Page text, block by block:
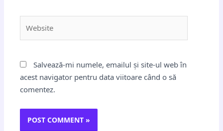
Salvează-mi numele, emailul și site-ul web în
acest navigator pentru data viitoare când o să
comentez.